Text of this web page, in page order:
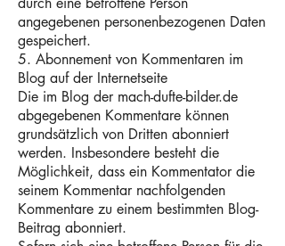
angegebenen personenbezogenen Daten
gespeichert.
5. Abonnement von Kommentaren im
Blog auf der Internetseite
Die im Blog der mach-dufte-bilder.de
abgegebenen Kommentare können
grundsätzlich von Dritten abonniert
werden. Insbesondere besteht die
Möglichkeit, dass ein Kommentator die
seinem Kommentar nachfolgenden
Kommentare zu einem bestimmten Blog-
Beitrag abonniert.